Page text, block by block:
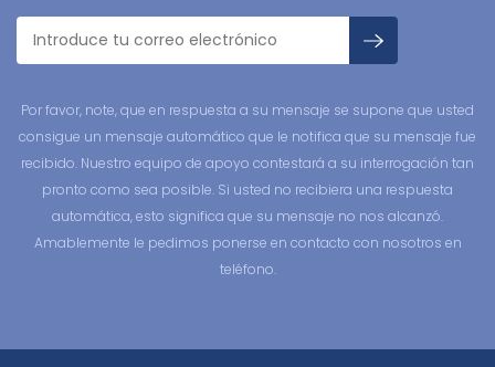
Por favor, note, que en respuesta a su mensaje se supone que usted
consigue un mensaje automático que le notifica que su mensaje fue
recibido. Nuestro equipo de apoyo contestará a su interrogación tan
pronto como sea posible. Si usted no recibiera una respuesta
automática, esto significa que su mensaje no nos alcanzó.
Amablemente le pedimos ponerse en contacto con nosotros en
teléfono.